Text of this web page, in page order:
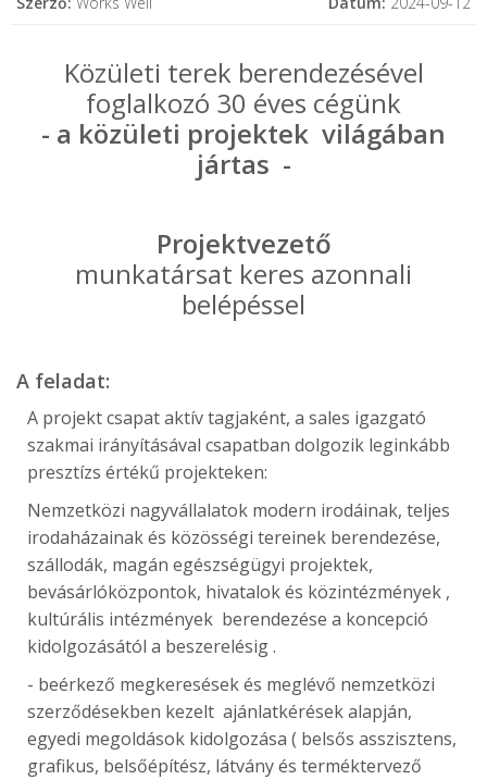
Közületi terek berendezésével
foglalkozó 30 éves cégünk
- a közületi projektek világában
jártas -
Projektvezető
munkatársat keres azonnali
belépéssel
A feladat:
A projekt csapat aktív tagjaként, a sales igazgató
szakmai irányításával csapatban dolgozik leginkább
presztízs értékű projekteken:
Nemzetközi nagyvállalatok modern irodáinak, teljes
irodaházainak és közösségi tereinek berendezése,
szállodák, magán egészségügyi projektek,
bevásárlóközpontok, hivatalok és közintézmények ,
kultúrális intézmények berendezése a koncepció
kidolgozásától a beszerelésig .
- beérkező megkeresések és meglévő nemzetközi
szerződésekben kezelt ajánlatkérések alapján,
egyedi megoldások kidolgozása ( belsős asszisztens,
grafikus, belsőépítész, látvány és terméktervező